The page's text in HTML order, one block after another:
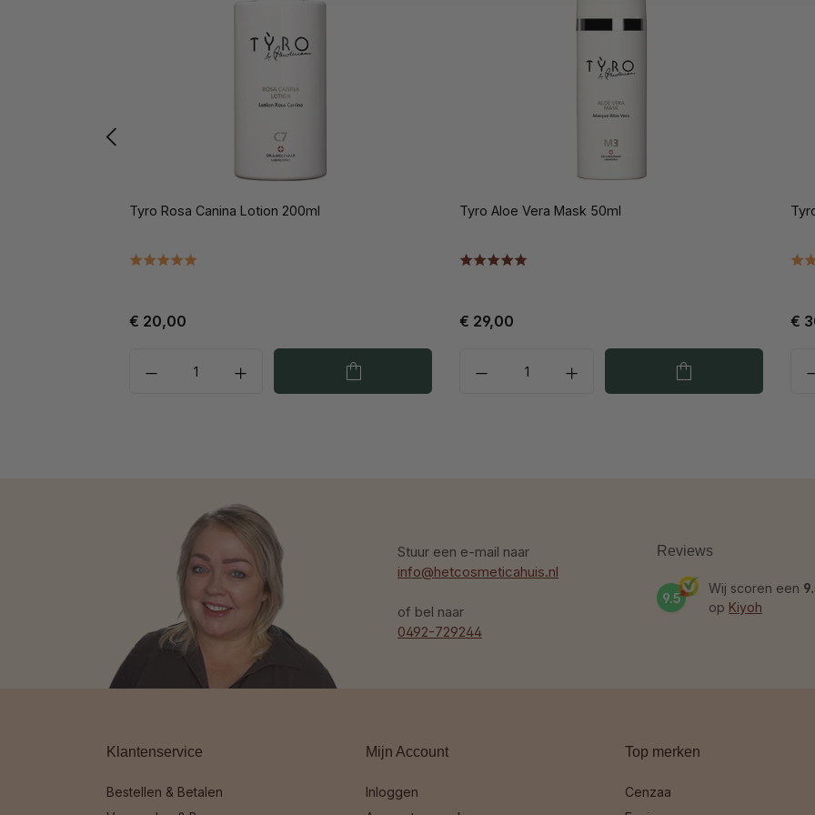
Tyro Rosa Canina Lotion 200ml
€ 20,00
Tyro Aloe Vera Mask 50ml
€ 29,00 €
Stuur een e-mail naar
info@hetcosmeticahuis.nl
of bel naar
0492-729244
Reviews
9.5
Wij scoren een
op Kiyoh
Klantenservice
Bestellen & Betalen
Mijn Account
Inloggen
Top merken
Cenzaa